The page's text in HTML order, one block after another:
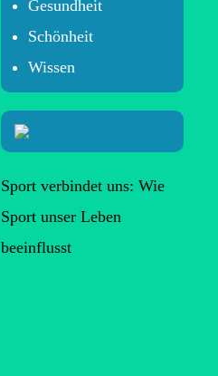
Gesundheit
Schönheit
Wissen
Sport verbindet uns: Wie
Sport unser Leben
beeinflusst